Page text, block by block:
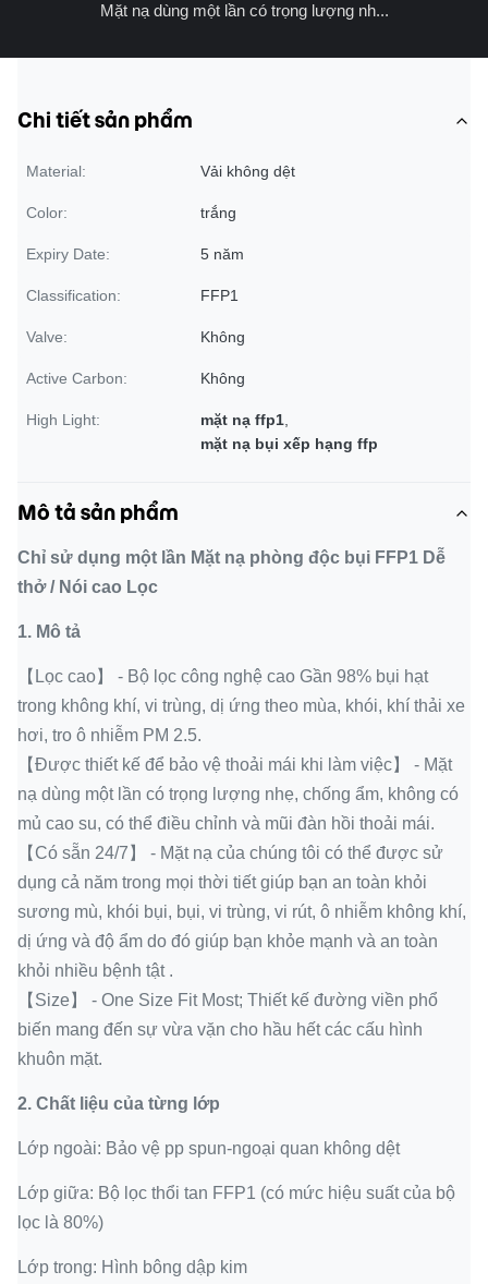
Mặt nạ dùng một lần có trọng lượng nh...
Chi tiết sản phẩm
Material: Vải không dệt
Color: trắng
Expiry Date: 5 năm
Classification: FFP1
Valve: Không
Active Carbon: Không
High Light: mặt nạ ffp1
mặt nạ bụi xếp hạng ffp
Mô tả sản phẩm
Chỉ sử dụng một lần Mặt nạ phòng độc bụi FFP1 Dễ
thở / Nói cao Lọc
1. Mô tả
【Lọc cao】 - Bộ lọc công nghệ cao Gần 98% bụi hạt
trong không khí, vi trùng, dị ứng theo mùa, khói, khí thải xe
hơi, tro ô nhiễm PM 2.5.
【Được thiết kế để bảo vệ thoải mái khi làm việc】 - Mặt
nạ dùng một lần có trọng lượng nhẹ, chống ẩm, không có
mủ cao su, có thể điều chỉnh và mũi đàn hồi thoải mái.
【Có sẵn 24/7】 - Mặt nạ của chúng tôi có thể được sử
dụng cả năm trong mọi thời tiết giúp bạn an toàn khỏi
sương mù, khói bụi, bụi, vi trùng, vi rút, ô nhiễm không khí,
dị ứng và độ ẩm do đó giúp bạn khỏe mạnh và an toàn
khỏi nhiều bệnh tật .
【Size】 - One Size Fit Most; Thiết kế đường viền phổ
biến mang đến sự vừa vặn cho hầu hết các cấu hình
khuôn mặt.
2. Chất liệu của từng lớp
Lớp ngoài: Bảo vệ pp spun-ngoại quan không dệt
Lớp giữa: Bộ lọc thổi tan FFP1 (có mức hiệu suất của bộ
lọc là 80%)
Lớp trong: Hình bông dập kim